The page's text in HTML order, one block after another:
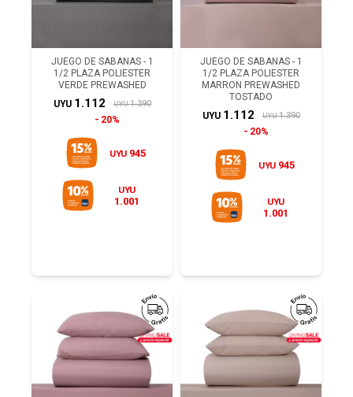
JUEGO DE SABANAS - 1
1/2 PLAZA POLIESTER
VERDE PREWASHED
UYU 1.112 UYU 1.390
20%
UYU 945
UYU
1.001
JUEGO DE SABANAS - 1
1/2 PLAZA POLIESTER
MARRON PREWASHED
TOSTADO
UYU 1.112 UYU 1.390
20%
UYU 945
UYU
1.001